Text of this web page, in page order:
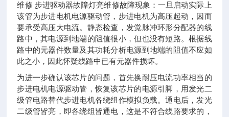
维修 步进驱动器故障灯亮维修故障现象：一旦启动实际上
该管为步进电机电源驱动管，步进电机为高压起动，因而
要承受高压大电流。静态检查，发觉脉冲环形分配器的线
路中，其电源到地端的阻值很小，但也没有短路。根据线
路中的元器件数量及其功耗分析电源到地端的阻值不应如
此之小，因此怀疑线路中已有元器件损坏。
为进一步确认该芯片的问题，首先换耐压电流功率相当的
步进电机电源驱动管，恢复该芯片的电源引脚，用发光二
级管电路替代步进电机各绕组作模拟负载。通电后，发光
二级管皆亮，即各绕组皆通电，这是不符合线路要求的，